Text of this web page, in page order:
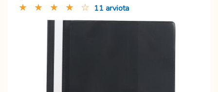
★ ★ ★ ★ ☆ 11 arviota